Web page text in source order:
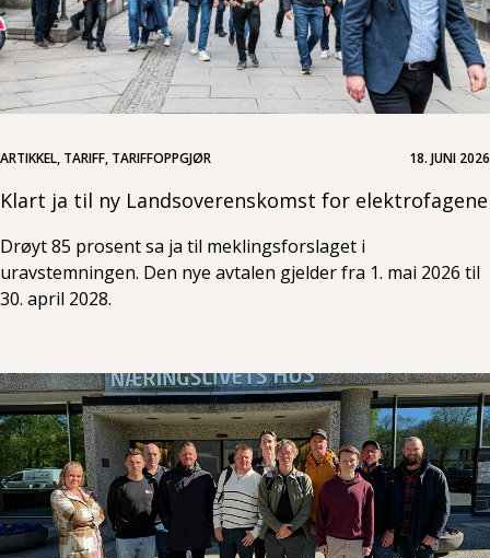
ARTIKKEL, TARIFF, TARIFFOPPGJØR 18. JUNI 2026
Klart ja til ny Landsoverenskomst for elektrofagene
Drøyt 85 prosent sa ja til meklingsforslaget i
uravstemningen. Den nye avtalen gjelder fra 1. mai 2026 til
30. april 2028.